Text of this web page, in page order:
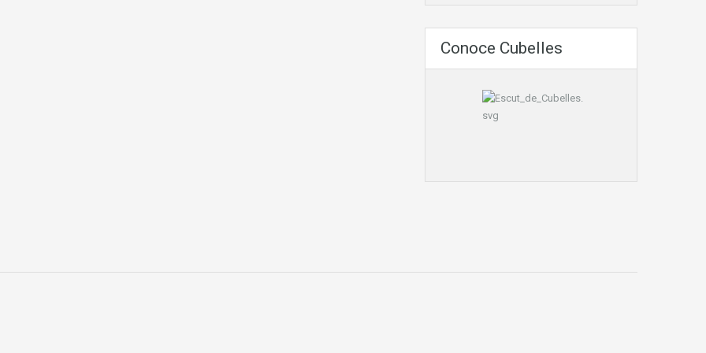
Conoce Cubelles